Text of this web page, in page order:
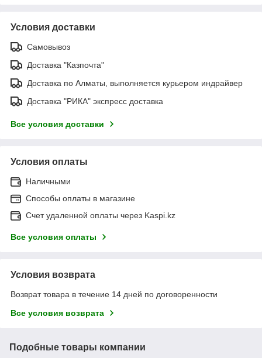
Условия доставки
Самовывоз
Доставка "Казпочта"
Доставка по Алматы, выполняется курьером индрайвер
Доставка "РИКА" экспресс доставка
Все условия доставки
Условия оплаты
Наличными
Способы оплаты в магазине
Счет удаленной оплаты через Kaspi.kz
Все условия оплаты
Условия возврата
Возврат товара в течение 14 дней по договоренности
Все условия возврата
Подобные товары компании